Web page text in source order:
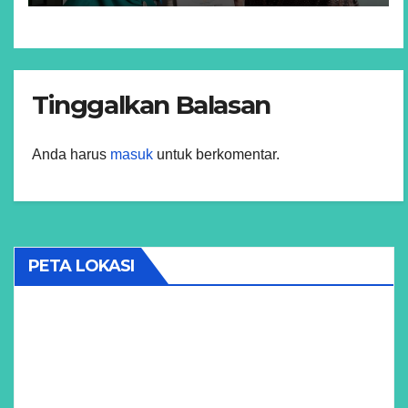
Tinggalkan Balasan
Anda harus masuk untuk berkomentar.
PETA LOKASI